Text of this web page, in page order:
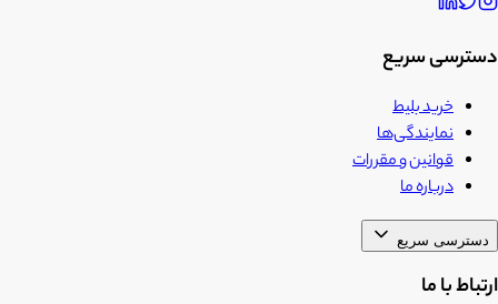
دسترسی سریع
خرید بلیط
نمایندگی‌ها
قوانین و مقررات
درباره ما
دسترسی سریع
ارتباط با ما